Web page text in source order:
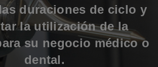
duraciones de ciclo y
la utilización de la
su negocio médico o
dental.